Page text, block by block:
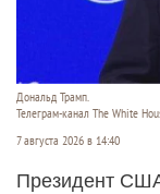
Дональд Трамп.
Телеграм-канал The White
7 августа 2026 в 14:40
Президент